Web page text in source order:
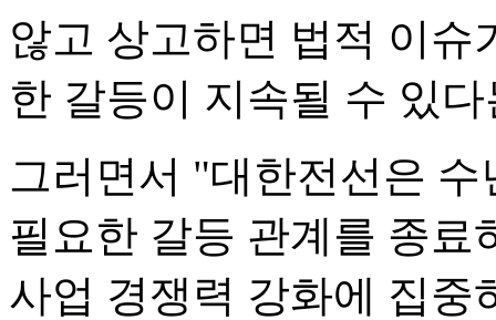
않고 상고하면 법적 이슈
한 갈등이 지속될 수 있
그러면서 "대한전선은
필요한 갈등 관계를 종료
사업 경쟁력 강화에 집중